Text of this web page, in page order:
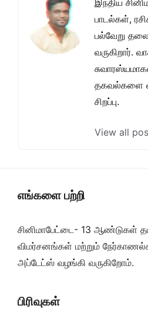
இந்திய
பாடல்கள்,
பல்வேறு
வருகிறார்.
தகவல்களை
சிறப்பு.
View all
எங்களை பற்றி
சினிமாபேட்டை- 13 ஆண்டுகள்
விமர்சனங்கள் மற்றும்
அப்டேட்ஸ் வழங்கி வருகிறோம்.
பிரிவுகள்